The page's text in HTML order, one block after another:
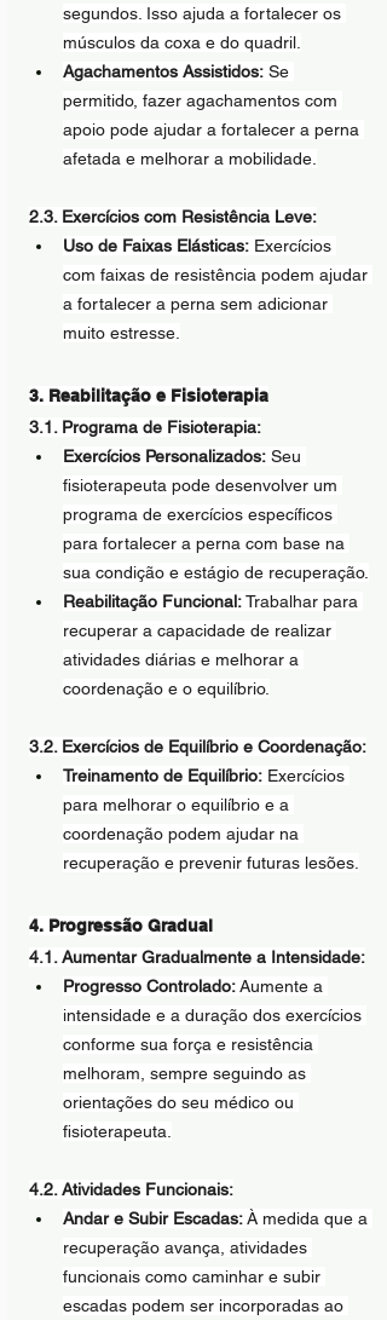
segundos. Isso ajuda a fortalecer os
músculos da coxa e do quadril.
Agachamentos Assistidos: Se
permitido, fazer agachamentos com
apoio pode ajudar a fortalecer a perna
afetada e melhorar a mobilidade.
2.3. Exercícios com Resistência Leve:
Uso de Faixas Elásticas: Exercícios
com faixas de resistência podem ajudar
a fortalecer a perna sem adicionar
muito estresse.
3. Reabilitação e Fisioterapia
3.1. Programa de Fisioterapia:
Exercícios Personalizados: Seu
fisioterapeuta pode desenvolver um
programa de exercícios específicos
para fortalecer a perna com base na
sua condição e estágio de recuperação.
Reabilitação Funcional: Trabalhar para
recuperar a capacidade de realizar
atividades diárias e melhorar a
coordenação e o equilíbrio.
3.2. Exercícios de Equilíbrio e Coordenação:
Treinamento de Equilíbrio: Exercícios
para melhorar o equilíbrio e a
coordenação podem ajudar na
recuperação e prevenir futuras lesões.
4. Progressão Gradual
4.1. Aumentar Gradualmente a Intensidade:
Progresso Controlado: Aumente a
intensidade e a duração dos exercícios
conforme sua força e resistência
melhoram, sempre seguindo as
orientações do seu médico ou
fisioterapeuta.
4.2. Atividades Funcionais:
Andar e Subir Escadas: À medida que a
recuperação avança, atividades
funcionais como caminhar e subir
escadas podem ser incorporadas ao